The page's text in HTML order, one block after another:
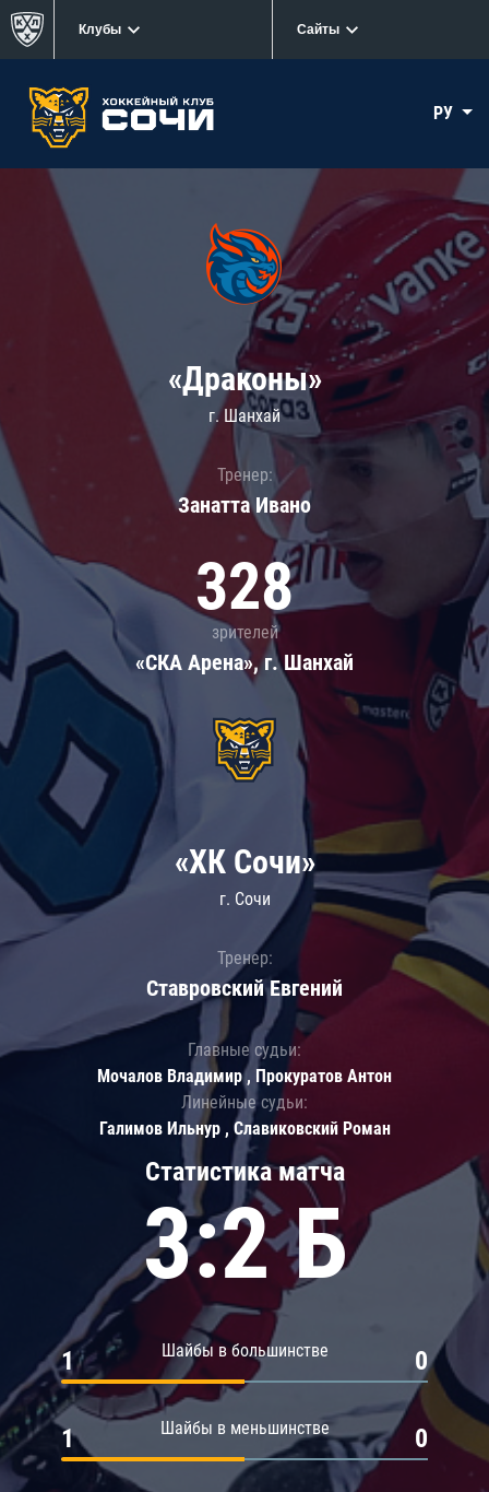
Клубы Сайты
РУ
«Драконы»
г. Шанхай
Тренер:
Занатта Иванo
328
зрителей
«СКА Арена», г. Шанхай
Статистика матча
3:2 Б
Шайбы в большинстве
1 0
Шайбы в меньшинстве
1 0
«ХК Сочи»
г. Сочи
Тренер:
Ставровский Евгений
Главные судьи:
Мочалов Владимир , Прокуратов Антон
Линейные судьи:
Галимов Ильнур , Славиковский Роман